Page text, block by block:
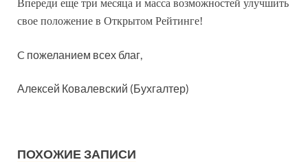
Впереди еще три месяца и масса возможностей улучшить
свое положение в Открытом Рейтинге!
C пожеланием всех благ,
Алексей Ковалевский (Бухгалтер)
ПОХОЖИЕ ЗАПИСИ